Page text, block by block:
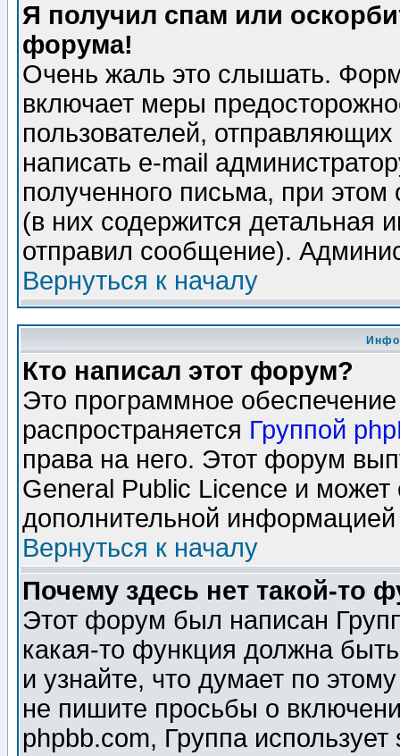
Я получил спам или
форума!
Очень жаль это слышать.
включает меры
пользователей,
написать e-mail
полученного письма, при этом
(в них содержится детальная
отправил сообщение).
Вернуться к началу
Кто написал этот форум?
Это программное
распространяется Группой
права на него. Этот форум
General Public Licence и может
дополнительной
Вернуться к началу
Почему здесь нет такой-то
Этот форум был написан
какая-то функция должна
и узнайте, что думает по
не пишите просьбы о
phpbb.com, Группа